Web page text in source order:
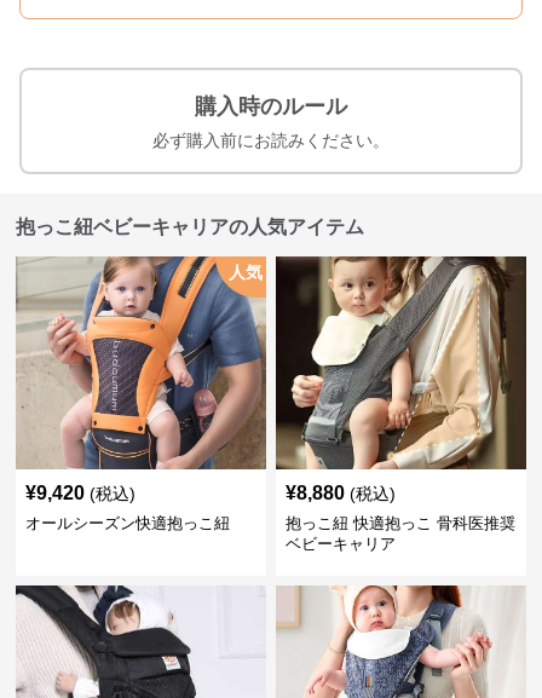
購入時のルール
必ず購入前にお読みください。
抱っこ紐ベビーキャリアの人気アイテム
人気
¥9,420 (税込)
オールシーズン快適抱っこ紐
¥8,880 (税込)
抱っこ紐 快適抱っこ 骨科医推奨
ベビーキャリア